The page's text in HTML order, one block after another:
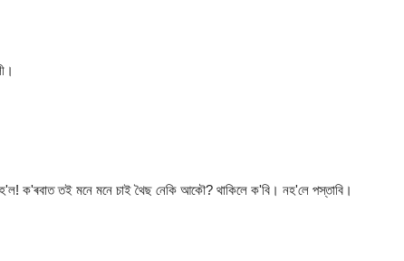
ক'ৰবাত তই মনে মনে চাই থৈছ নেকি আকৌ? থাকিলে ক'বি। নহ'লে পস্তাবি।